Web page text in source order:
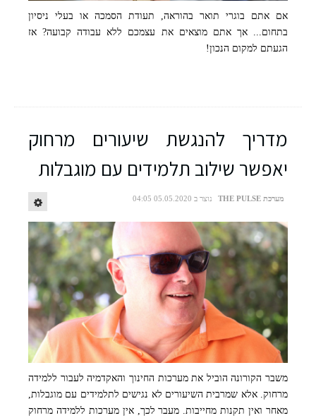
אם אתם בוגרי תואר בהוראה, תעודת הסמכה או בעלי ניסיון
בתחום... אך אתם מוצאים את עצמכם ללא עבודה קבועה? אז
הגעתם למקום הנכון!
מדריך להנגשת שיעורים מרחוק
יאפשר שילוב תלמידים עם מוגבלות
מערכת THE PULSE נוצר ב 05.05.2020 04:05
יובל וגנר, המייסד ויו"ר עמותת נגישות ישראל
משבר הקורונה הוביל את מערכות החינוך והאקדמיה לעבור ללמידה
מרחוק. אלא שמרבית השיעורים לא נגישים לתלמידים עם מוגבלות,
מאחר ואין תקנות מחייבות. מעבר לכך, אין מערכות ללמידה מרחוק